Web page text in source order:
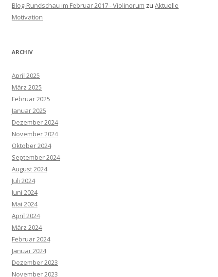
Blog-Rundschau im Februar 2017 - Violinorum zu Aktuelle
Motivation
ARCHIV
April 2025
März 2025
Februar 2025
Januar 2025
Dezember 2024
November 2024
Oktober 2024
September 2024
August 2024
Juli 2024
Juni 2024
Mai 2024
April 2024
März 2024
Februar 2024
Januar 2024
Dezember 2023
November 2023